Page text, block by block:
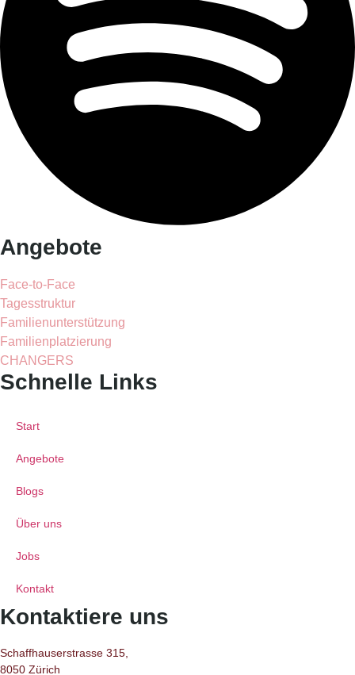
Angebote
Face-to-Face
Tagesstruktur
Familienunterstützung
Familienplatzierung
CHANGERS
Schnelle Links
Start
Angebote
Blogs
Über uns
Jobs
Kontakt
Kontaktiere uns
Schaffhauserstrasse 315,
8050 Zürich